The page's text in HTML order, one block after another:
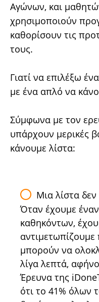
Αγώνων, και
χρησιμοποιούν
καθορίσουν τις
τους.
Γιατί να επιλέξω
με ένα απλό να
Σύμφωνα με τον
υπάρχουν μερικές
κάνουμε λίστα:
Μια λίστα
Όταν έχουμε
καθηκόντων,
μπορούν να
λίγα λεπτά,
Έρευνα της
ότι το 41% όλων